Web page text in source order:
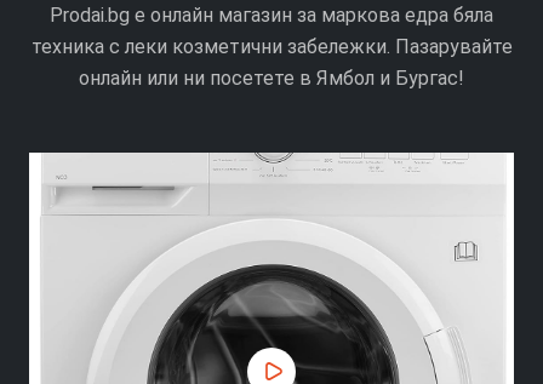
Prodai.bg е онлайн магазин за маркова едра бяла
техника с леки козметични забележки. Пазарувайте
онлайн или ни посетете в Ямбол и Бургас!